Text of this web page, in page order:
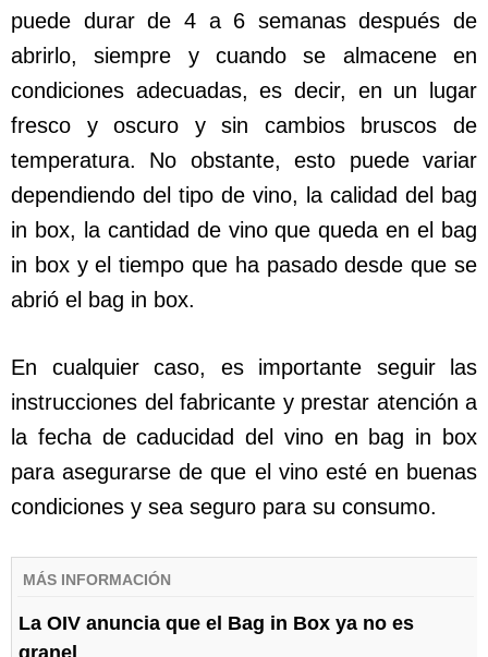
puede durar de 4 a 6 semanas después de
abrirlo, siempre y cuando se almacene en
condiciones adecuadas, es decir, en un lugar
fresco y oscuro y sin cambios bruscos de
temperatura. No obstante, esto puede variar
dependiendo del tipo de vino, la calidad del bag
in box, la cantidad de vino que queda en el bag
in box y el tiempo que ha pasado desde que se
abrió el bag in box.
En cualquier caso, es importante seguir las
instrucciones del fabricante y prestar atención a
la fecha de caducidad del vino en bag in box
para asegurarse de que el vino esté en buenas
condiciones y sea seguro para su consumo.
MÁS INFORMACIÓN
La OIV anuncia que el Bag in Box ya no es